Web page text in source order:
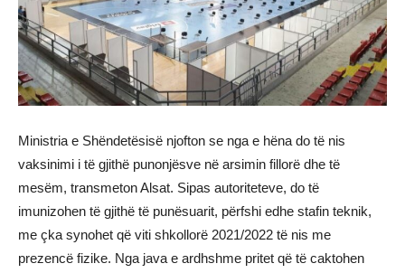
Ministria e Shëndetësisë njofton se nga e hëna do të nis
vaksinimi i të gjithë punonjësve në arsimin fillorë dhe të
mesëm, transmeton Alsat. Sipas autoriteteve, do të
imunizohen të gjithë të punësuarit, përfshi edhe stafin teknik,
me çka synohet që viti shkollorë 2021/2022 të nis me
prezencë fizike. Nga java e ardhshme pritet që të caktohen